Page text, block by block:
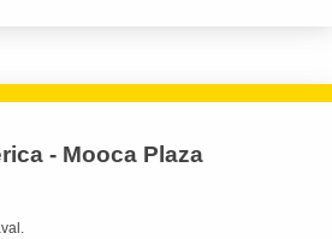
- Mooca Plaza